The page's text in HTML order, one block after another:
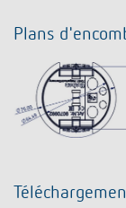
Plans